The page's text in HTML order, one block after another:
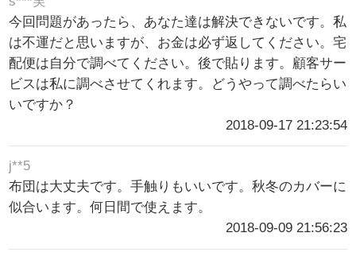
今回問題があったら、あなた達は解決できないです。私
は不運だと思いますが、お金は必ず返してください。宅
配便は自分で調べてください。後で貼ります。顧客サー
ビスは私に調べさせてくれます。どうやって調べたらい
いですか？
2018-09-17 21:23:54
j**5
布団は大丈夫です。手触りもいいです。秋冬のカバーに
似合います。何日間で使えます。
2018-09-09 21:56:23